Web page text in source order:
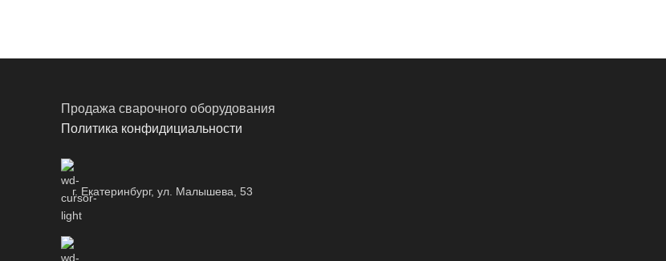
Продажа сварочного оборудования
Политика конфидициальности
г. Екатеринбург, ул. Малышева, 53